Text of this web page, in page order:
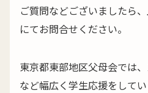
ご質問などございましたら
にてお問合せください。
東京都東部地区父母会では
など幅広く学生応援をしてい